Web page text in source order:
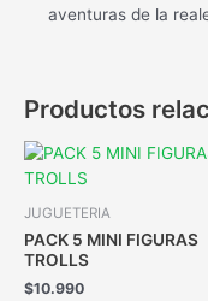
aventuras de la
Productos
JUGUETERIA
PACK 5 MINI FIGURAS
TROLLS
$10.990